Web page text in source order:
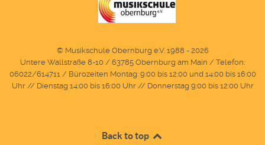
© Musikschule Obernburg e.V. 1988 - 2026
Untere Wallstraße 8-10 / 63785 Obernburg am Main / Telefon:
06022/614711 / Bürozeiten Montag: 9:00 bis 12:00 und 14:00 bis 16:00
Uhr // Dienstag 14:00 bis 16:00 Uhr // Donnerstag 9:00 bis 12:00 Uhr
Back to top